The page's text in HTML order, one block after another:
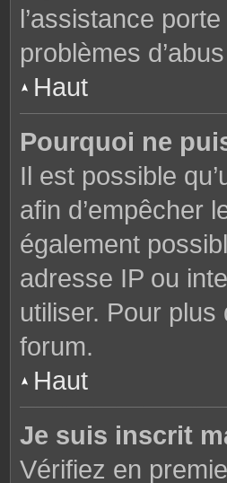
l’assistance
problèmes
Haut
Pourquoi ne
Il est possible
afin d’empêcher
également
adresse IP ou
utiliser. Pour plus
forum.
Haut
Je suis inscrit
Vérifiez en